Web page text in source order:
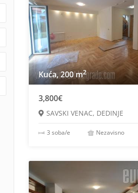
Kuća, 200 m2
3,800€
SAVSKI VENAC, DEDINJE
3 soba/e Nezavisno